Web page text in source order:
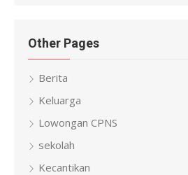
Other Pages
Berita
Keluarga
Lowongan CPNS
sekolah
Kecantikan